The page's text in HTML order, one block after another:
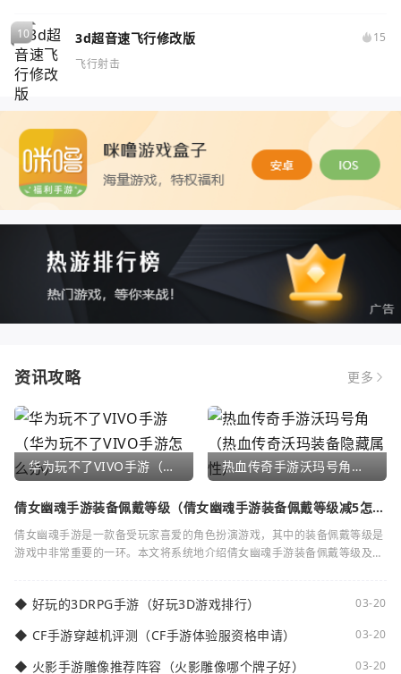
3d超音速飞行修改版
15
飞行射击
资讯攻略 更多
华为玩不了VIVO手游（华为玩不了VIVO手游怎么办） 热血传奇手游沃玛号角（热血传奇沃玛装备隐藏属性）
倩女幽魂手游装备佩戴等级（倩女幽魂手游装备佩戴等级减5怎么
倩女幽魂手游是一款备受玩家喜爱的角色扮演游戏，其中的装备佩戴等级是
游戏中非常重要的一环。本文将系统地介绍倩女幽魂手游装备佩戴等级及其
◆ 好玩的3DRPG手游（好玩3D游戏排行） 03-20
◆ CF手游穿越机评测（CF手游体验服资格申请） 03-20
◆ 火影手游雕像推荐阵容（火影雕像哪个牌子好） 03-20